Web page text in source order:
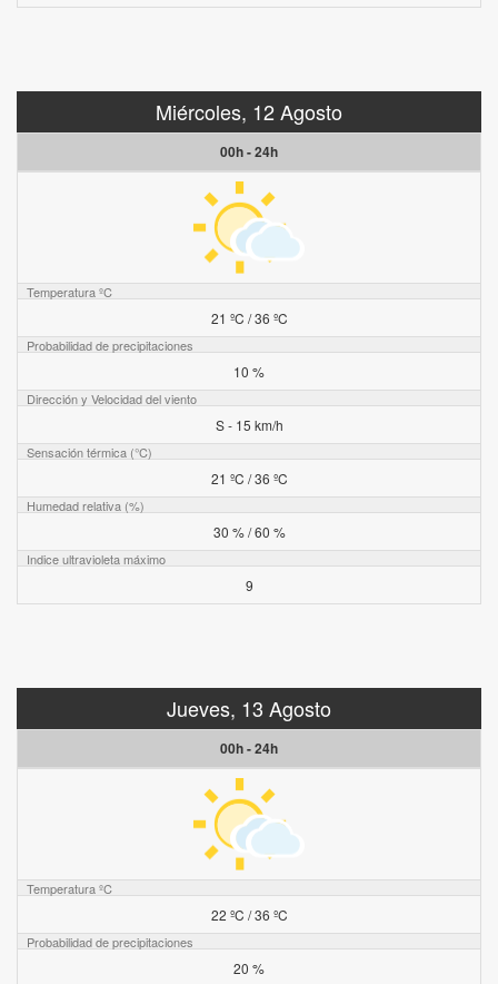
Miércoles, 12 Agosto
00h - 24h
Temperatura ºC
21 ºC / 36 ºC
Probabilidad de precipitaciones
10 %
Dirección y Velocidad del viento
S - 15 km/h
Sensación térmica (°C)
21 ºC / 36 ºC
Humedad relativa (%)
30 % / 60 %
Indice ultravioleta máximo
9
Jueves, 13 Agosto
00h - 24h
Temperatura ºC
22 ºC / 36 ºC
Probabilidad de precipitaciones
20 %